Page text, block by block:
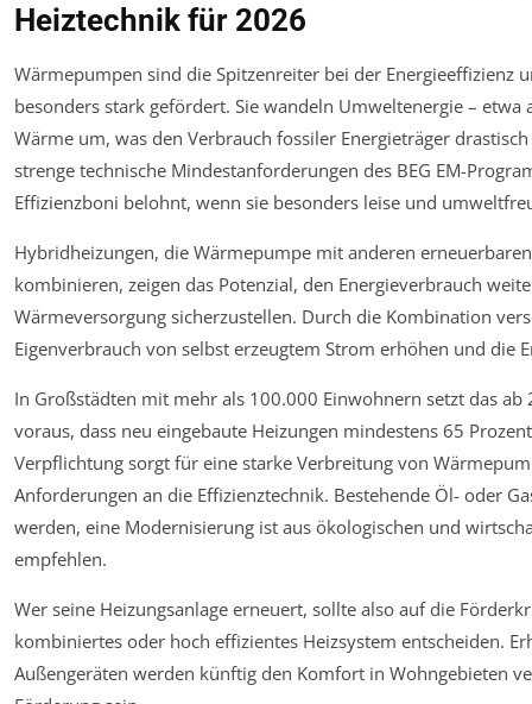
Heiztechnik für 2026
Wärmepumpen sind die Spitzenreiter bei der Energieeffizienz
besonders stark gefördert. Sie wandeln Umweltenergie – etwa
Wärme um, was den Verbrauch fossiler Energieträger
strenge technische Mindestanforderungen des BEG EM-
Effizienzboni belohnt, wenn sie besonders leise und
Hybridheizungen, die Wärmepumpe mit anderen
kombinieren, zeigen das Potenzial, den Energieverbrauch
Wärmeversorgung sicherzustellen. Durch die Kombination
Eigenverbrauch von selbst erzeugtem Strom erhöhen und die
In Großstädten mit mehr als 100.000 Einwohnern setzt das ab
voraus, dass neu eingebaute Heizungen mindestens 65
Verpflichtung sorgt für eine starke Verbreitung von
Anforderungen an die Effizienztechnik. Bestehende Öl- oder
werden, eine Modernisierung ist aus ökologischen und
empfehlen.
Wer seine Heizungsanlage erneuert, sollte also auf die
kombiniertes oder hoch effizientes Heizsystem entscheiden.
Außengeräten werden künftig den Komfort in Wohngebieten